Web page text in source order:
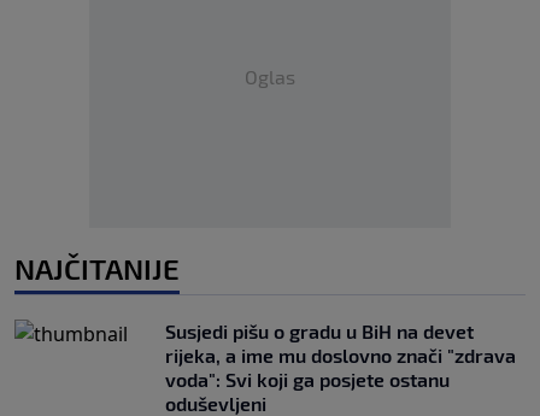
Oglas
NAJČITANIJE
Susjedi pišu o gradu u BiH na devet
rijeka, a ime mu doslovno znači "zdrava
voda": Svi koji ga posjete ostanu
oduševljeni